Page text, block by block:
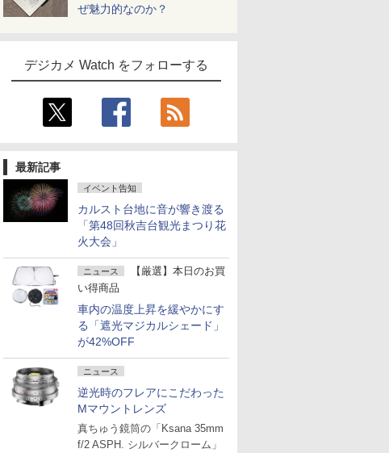
ぜ魅力的なのか？
デジカメ Watch をフォローする
最新記事
イベント告知
カルスト台地に音が響き渡る
「第48回秋吉台観光まつり花
火大会」
ニュース
【厳選】本日のお買
い得商品
車内の温度上昇を緩やかにす
る「遮光マジカルシェード」
が42%OFF
ニュース
逆光時のフレアにこだわった
Mマウントレンズ
真ちゅう鏡筒の「Ksana 35mm
f/2 ASPH. シルバークローム」